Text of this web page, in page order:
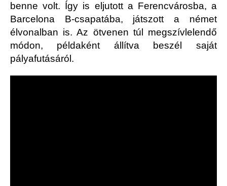
benne volt. Így is eljutott a Ferencvárosba, a
Barcelona B-csapatába, játszott a német
élvonalban is. Az ötvenen túl megszívlelendő
módon, példaként állítva beszél saját
pályafutásáról.